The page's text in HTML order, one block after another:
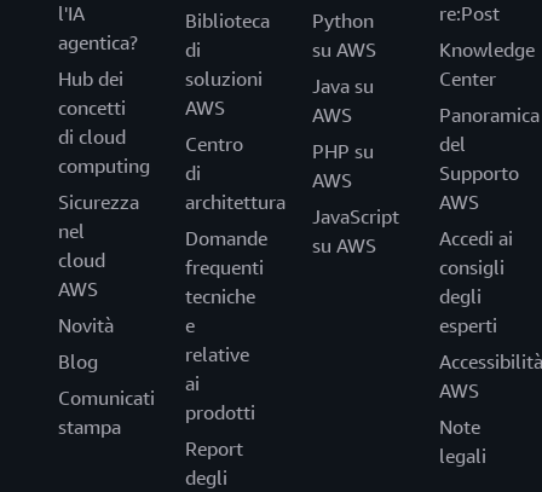
l'IA
agentica?
Hub dei
concetti
di cloud
computing
Sicurezza
nel
cloud
AWS
Novità
Blog
Comunicati
stampa
Biblioteca
di
soluzioni
AWS
Centro
di
architettura
Domande
frequenti
tecniche
e
relative
ai
prodotti
Report
degli
Python
su AWS
Java su
AWS
PHP su
AWS
JavaScript
su AWS
re:Post
Knowledge
Center
Panoramica
del
Supporto
AWS
Accedi ai
consigli
degli
esperti
Accessibilità
AWS
Note
legali